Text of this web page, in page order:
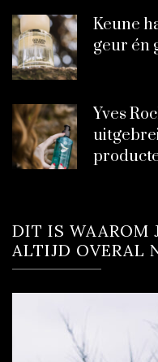
Keune
geur én
Yves
DIT IS WAAROM
ALTIJD OVERAL